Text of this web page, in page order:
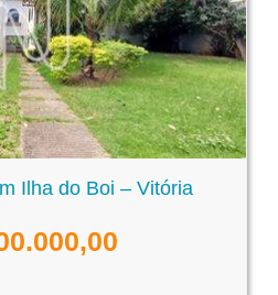
Ilha do Boi – Vitória